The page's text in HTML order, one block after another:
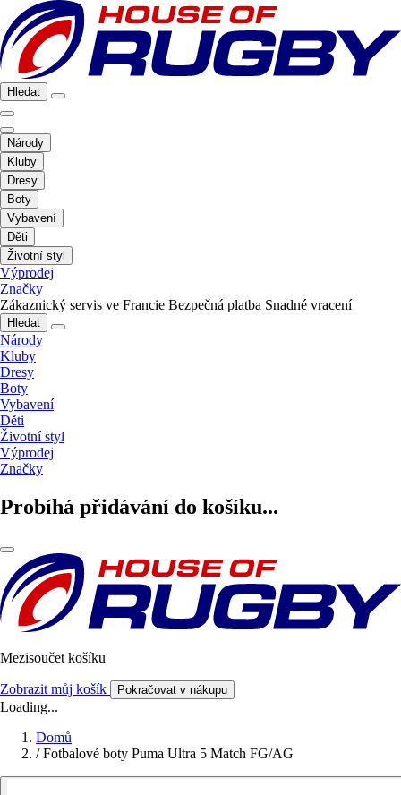
Hledat
Národy
Kluby
Dresy
Boty
Vybavení
Děti
Životní styl
Výprodej
Značky
Zákaznický servis ve Francie Bezpečná platba Snadné vracení
Hledat
Národy
Kluby
Dresy
Boty
Vybavení
Děti
Životní styl
Výprodej
Značky
Probíhá přidávání do košíku...
Mezisoučet košíku
Zobrazit můj košík Pokračovat v nákupu
Loading...
Domů
/ Fotbalové boty Puma Ultra 5 Match FG/AG